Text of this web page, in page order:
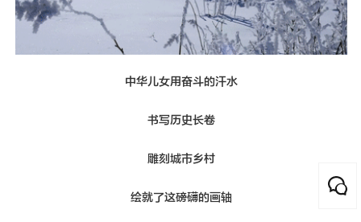
中华儿女用奋斗的汗水
书写历史长卷
雕刻城市乡村
绘就了这磅礴的画轴